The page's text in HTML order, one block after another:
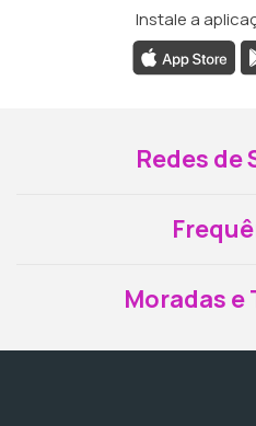
Instale a
Redes de
Moradas e